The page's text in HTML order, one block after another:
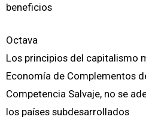
beneficios
Octava
Los principios del capitalismo
Economía de Complementos
Competencia Salvaje, no se
los países subdesarrollados